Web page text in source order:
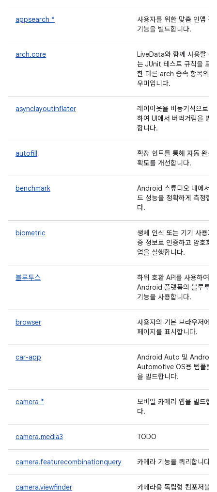
appsearch *
사용자를 위한 맞춤 인앱 검
기능을 빌드합니다.
arch.core
LiveData와 함께 사용할 수
는 JUnit 테스트 규칙을 포함
한 다른 arch 종속 항목의 도
우미입니다.
asynclayoutinflater
레이아웃을 비동기식으로
하여 UI에서 버벅거림을 방
합니다.
autofill
확장 힌트를 통해 자동 완성
확도를 개선합니다.
benchmark
Android 스튜디오 내에서
드 성능을 정확하게 측정합
다.
biometric
생체 인식 또는 기기 사용자
증 정보로 인증하고 암호화
업을 실행합니다.
블루투스
하위 호환 API를 사용하여
Android 플랫폼의 블루투스
기능을 사용합니다.
browser
사용자의 기본 브라우저에
페이지를 표시합니다.
car-app
Android Auto 및 Android
Automotive OS용 템플릿
을 빌드합니다.
camera *
모바일 카메라 앱을 빌드합
다.
camera.media3 TODO
camera.featurecombinationquery 카메라 기능을 쿼리합니다.
camera.viewfinder
카메라용 독립형 컴포저블